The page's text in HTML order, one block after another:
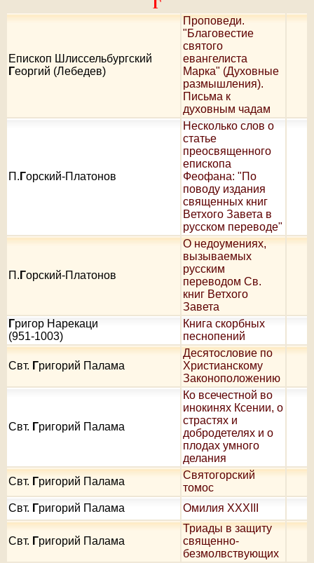
Г
Епископ Шлиссельбургский
Георгий (Лебедев)
Проповеди.
"Благовестие
святого
евангелиста
Марка" (Духовные
размышления).
Письма к
духовным чадам
П. Горский-Платонов
Несколько слов о
статье
преосвященного
епископа
Феофана: "По
поводу издания
священных книг
Ветхого Завета в
русском переводе"
П. Горский-Платонов
О недоумениях,
вызываемых
русским
переводом Св.
книг Ветхого
Завета
Григор Нарекаци
(951-1003)
Книга скорбных
песнопений
Свт. Григорий Палама
Десятословие по
Христианскому
Законоположению
Свт. Григорий Палама
Ко всечестной во
инокинях Ксении, о
страстях и
добродетелях и о
плодах умного
делания
Свт. Григорий Палама
Святогорский
томос
Свт. Григорий Палама Омилия XXXIII
Свт. Григорий Палама
Триады в защиту
священно-
безмолвствующих